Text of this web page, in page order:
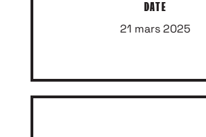
DATE
21 mars 2025